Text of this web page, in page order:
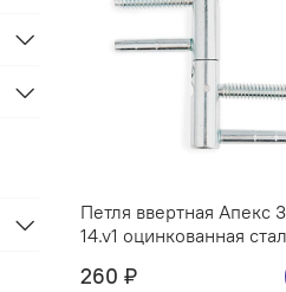
Петля ввертная Апекс
14.v1 оцинкованная
260 ₽